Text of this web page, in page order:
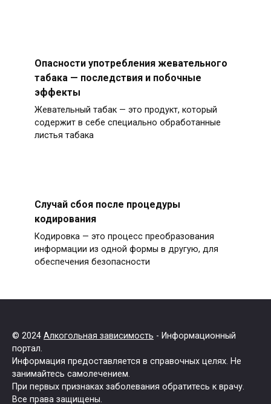
Опасности употребления жевательного
табака — последствия и побочные
эффекты
Жевательный табак — это продукт, который
содержит в себе специально обработанные
листья табака
Случай сбоя после процедуры
кодирования
Кодировка — это процесс преобразования
информации из одной формы в другую, для
обеспечения безопасности
© 2024 Алкогольная зависимость - Информационный
портал.
Информация предоставляется в справочных целях. Не
занимайтесь самолечением.
При первых признаках заболевания обратитесь к врачу.
Все права защищены.